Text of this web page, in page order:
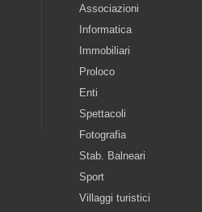
Associazioni
Informatica
Immobiliari
Proloco
Enti
Spettacoli
Fotografia
Stab. Balneari
Sport
Villaggi turistici